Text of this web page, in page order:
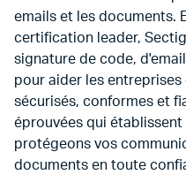
emails et les documents.
certification leader,
signature de code,
pour aider les
sécurisés, conformes et
éprouvées qui
protégeons vos
documents en toute